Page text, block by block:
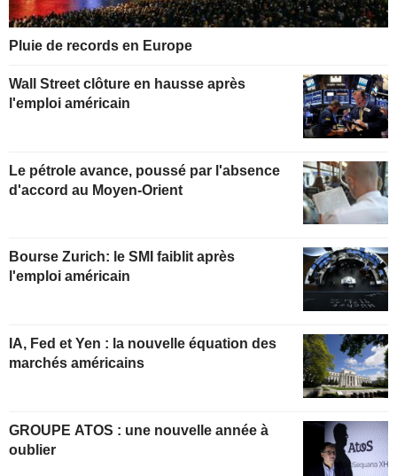
Pluie de records en Europe
Wall Street clôture en hausse après
l'emploi américain
Le pétrole avance, poussé par l'absence
d'accord au Moyen-Orient
Bourse Zurich: le SMI faiblit après
l'emploi américain
IA, Fed et Yen : la nouvelle équation des
marchés américains
GROUPE ATOS : une nouvelle année à
oublier